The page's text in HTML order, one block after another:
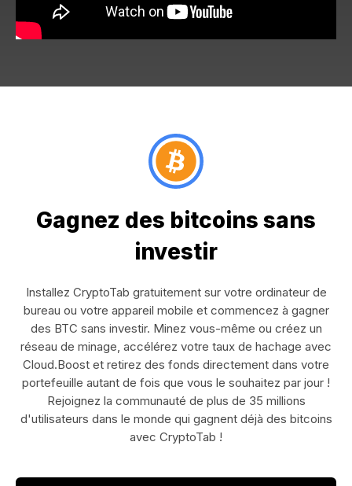
Gagnez des bitcoins sans
investir
Installez CryptoTab gratuitement sur votre ordinateur de
bureau ou votre appareil mobile et commencez à gagner
des BTC sans investir. Minez vous-même ou créez un
réseau de minage, accélérez votre taux de hachage avec
Cloud.Boost et retirez des fonds directement dans votre
portefeuille autant de fois que vous le souhaitez par jour !
Rejoignez la communauté de plus de 35 millions
d'utilisateurs dans le monde qui gagnent déjà des bitcoins
avec CryptoTab !